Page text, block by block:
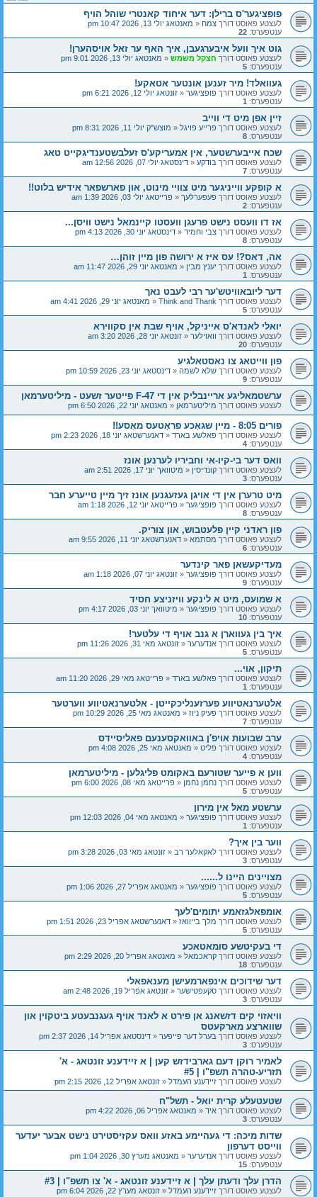
פופציגער'ס ברילן: דער איחוד קאנטרי שוהל הויף
לעצטע פאוסט דורך צמח « מאנטאג יולי 13, 2026 10:47 pm
ענטפערס: 22
גוט איך וועל איבערגעבן, איך האף ער זאל אויסהערן!
לעצטע פאוסט דורך חצקל משמש « מאנטאג יולי 13, 2026 9:01 pm
ענטפערס: 5
געוואלד! מיר זענען אונטער אטאקע!
לעצטע פאוסט דורך פופציגער « זונטאג יולי 12, 2026 6:21 pm
ענטפערס: 1
זיין אפן מיט די ווייב
לעצטע פאוסט דורך פרייע פויגל « מוצש"ק יולי 11, 2026 8:31 pm
ענטפערס: 8
שכח אייבערשטער, אין אמעריקע'ס זעלבשטענדיגקייט טאג
לעצטע פאוסט דורך בודקע « דינסטאג יולי 07, 2026 12:56 am
ענטפערס: 7
א קופקע ווייניגער מיט צוויי מינוט, און פארשפאר אידיש בלוט!!
לעצטע פאוסט דורך פעפערלעך « פרייטאג יולי 03, 2026 1:39 am
ענטפערס: 2
אז דו וועסט נישט פרעגן וועסטו קיינמאל נישט וויסן...
לעצטע פאוסט דורך צבי וחמיד « דינסטאג יוני 30, 2026 4:13 pm
ענטפערס: 8
אה, דאס?! עס איז א ירושה פון מיין זוהן…
לעצטע פאוסט דורך יענץ מבין « מאנטאג יוני 29, 2026 11:47 am
ענטפערס: 1
דער ליובאוויטש'ער רבי לעבט נאך
לעצטע פאוסט דורך Think and Thank
« מאנטאג יוני 29, 2026 4:41 am
ענטפערס: 5
יואלי לאנדא'ס אייניקל, אויף שבת אין סקווירא
לעצטע פאוסט דורך וואוילער « זונטאג יוני 28, 2026 3:20 am
ענטפערס: 20
פון ווייטאג צו נאסטאלגיע
לעצטע פאוסט דורך שלא לשמה « דינסטאג יוני 23, 2026 10:59 pm
ענטפערס: 9
ערשטמאליגע אריינבליק אין די F-47 פייטער זשעט - מיליטערמאן
לעצטע פאוסט דורך מיליטערמאן « מאנטאג יוני 22, 2026 6:50 pm
פורים 8:05 - מיין שגאָכע פראָטעס מאַסע!!
לעצטע פאוסט דורך פאלשע בארד « דאנערשטאג יוני 18, 2026 2:23 pm
ענטפערס: 4
וואס דער בי-קיו-אי וחביריו לערנען אונז
לעצטע פאוסט דורך קונדיסין « מיטוואך יוני 17, 2026 2:51 am
ענטפערס: 3
מיט טרערן אין די אויגן געזעגנען אונז זיך מיין טייערע חבר
לעצטע פאוסט דורך פופציגער « פרייטאג יוני 12, 2026 1:18 am
ענטפערס: 8
פון ראדני קיין פלעטבוש, און צוריק.
לעצטע פאוסט דורך מסתמא « דאנערשטאג יוני 11, 2026 9:55 am
ענטפערס: 6
מעדיקעשאן פאר קינדער
לעצטע פאוסט דורך פופציגער « זונטאג יוני 07, 2026 1:18 am
ענטפערס: 9
א שמועס, מיט א לינקע וויזניצע חסיד
לעצטע פאוסט דורך פופציגער « מיטוואך יוני 03, 2026 4:17 pm
ענטפערס: 10
איך בין געווארן א גנב אויף די עלטער!
לעצטע פאוסט דורך אנדערער « זונטאג מאי 31, 2026 11:26 pm
ענטפערס: 5
תיקון, אוי...
לעצטע פאוסט דורך פאלשע בארד « פרייטאג מאי 29, 2026 11:20 am
ענטפערס: 1
אלטערנאטיווע פערזענליכקייטן - אלטערנאטיווע ווערטער
לעצטע פאוסט דורך פעיק ניוז « מאנטאג מאי 25, 2026 10:29 pm
ענטפערס: 7
ערב שבועות אויפ'ן באוואקסענעם פאליסיידס
לעצטע פאוסט דורך פליט « מאנטאג מאי 25, 2026 4:08 pm
ענטפערס: 4
ווען א פייער שטורעם באקומט פליגלען - מיליטערמאן
לעצטע פאוסט דורך נחמן נחמן « פרייטאג מאי 08, 2026 6:00 pm
ענטפערס: 5
ערשטע מאל אין מירון
לעצטע פאוסט דורך פופציגער « מאנטאג מאי 04, 2026 12:03 pm
ענטפערס: 1
ווער בין איך?
לעצטע פאוסט דורך לאקאלער רב « זונטאג מאי 03, 2026 3:28 pm
ענטפערס: 3
מצויינים היינו ל......
לעצטע פאוסט דורך פופציגער « מאנטאג אפריל 27, 2026 1:06 pm
ענטפערס: 5
אומפאלגזאמע יתומים'לעך
לעצטע פאוסט דורך מלך בייוואז « דאנערשטאג אפריל 23, 2026 1:51 pm
ענטפערס: 5
די בעקיטשע סומאטאכע
לעצטע פאוסט דורך קראכמאל « מאנטאג אפריל 20, 2026 2:29 pm
ענטפערס: 18
דער שידוכים אינפארמעישן מענאפאלי
לעצטע פאוסט דורך סקעפטישער « זונטאג אפריל 19, 2026 2:48 am
ענטפערס: 3
וויאזוי קים דזשאנג אן פירט א לאנד אויף געגנבעטע ביטקוין און
שווארצע מארקעטס
לעצטע פאוסט דורך בערל דער פייפער « דינסטאג אפריל 14, 2026 2:37 pm
ענטפערס: 3
לאמיר רוקן דעם גארבידזש קען | א זיידענע זונטאג - א'
תזריע-טהרה תשפ"ו | #5
לעצטע פאוסט דורך זיידענע העמדל « זונטאג אפריל 12, 2026 2:15 pm
שטעטעלע קרית יואל - תשל"ח
לעצטע פאוסט דורך איד « מאנטאג אפריל 06, 2026 4:22 pm
ענטפערס: 3
שדות מיכה: די געהיימע באזע וואס עקזיסטירט נישט אבער יעדער
ווייסט דערפון
לעצטע פאוסט דורך אנדערער « מאנטאג מערץ 30, 2026 1:04 pm
ענטפערס: 15
הדרן עלך ודעתן עלך | א זיידענע זונטאג - א' צו תשפ"ו | #3
לעצטע פאוסט דורך זיידענע העמדל « זונטאג מערץ 22, 2026 6:04 pm